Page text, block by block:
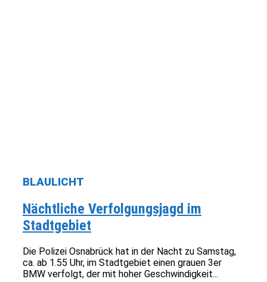
BLAULICHT
Nächtliche Verfolgungsjagd im
Stadtgebiet
Die Polizei Osnabrück hat in der Nacht zu Samstag,
ca. ab 1.55 Uhr, im Stadtgebiet einen grauen 3er
BMW verfolgt, der mit hoher Geschwindigkeit...